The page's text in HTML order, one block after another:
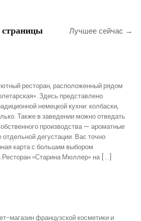
Лучшее сейчас →
ресторан, расположенный рядом
Здесь представлено
немецкой кухни: колбаски,
Также в заведении можно отведать
производства — ароматные
дегустации. Вас точно
карта с большим выбором
«Старина Мюллер» на […]
магазин французской косметики и